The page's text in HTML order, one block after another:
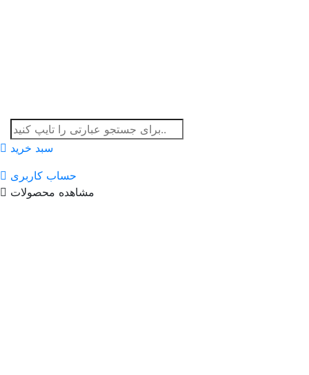
سبد خرید
حساب کاربری
مشاهده محصولات